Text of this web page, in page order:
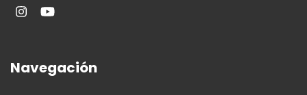
Navegación